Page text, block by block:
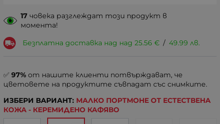
17 човека разглеждат този продукт в
момента!
Безплатна доставка над над 25.56 € / 49.99 лв.
✅ 97% от нашите клиенти потвърждават, че
цветовете на продуктите съвпадат със снимките.
ИЗБЕРИ ВАРИАНТ: МАЛКО ПОРТМОНЕ ОТ ЕСТЕСТВЕНА
КОЖА - КЕРЕМИДЕНО КАФЯВО